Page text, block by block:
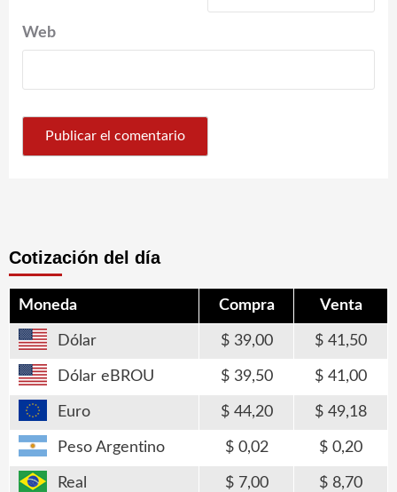
Web
Cotización del día
Moneda Compra Venta
Dólar 39,00 41,50
Dólar eBROU 39,50 41,00
Euro 44,20 49,18
Peso Argentino 0,02 0,20
Real 7,00 8,70